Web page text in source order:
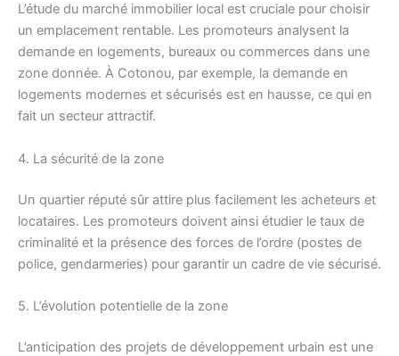
L’étude du marché immobilier local est cruciale pour choisir
un emplacement rentable. Les promoteurs analysent la
demande en logements, bureaux ou commerces dans une
zone donnée. À Cotonou, par exemple, la demande en
logements modernes et sécurisés est en hausse, ce qui en
fait un secteur attractif.
4. La sécurité de la zone
Un quartier réputé sûr attire plus facilement les acheteurs et
locataires. Les promoteurs doivent ainsi étudier le taux de
criminalité et la présence des forces de l’ordre (postes de
police, gendarmeries) pour garantir un cadre de vie sécurisé.
5. L’évolution potentielle de la zone
L’anticipation des projets de développement urbain est une